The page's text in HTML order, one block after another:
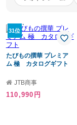
31位
たびもの撰華 プレミア
ム 極 カタログギフト
JTB商事
110,990円